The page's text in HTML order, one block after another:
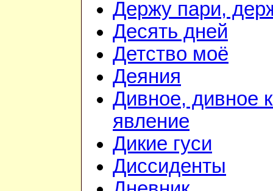
Держу пари,
Десять дней
Детство моё
Деяния
Дивное, дивное
явление
Дикие гуси
Диссиденты